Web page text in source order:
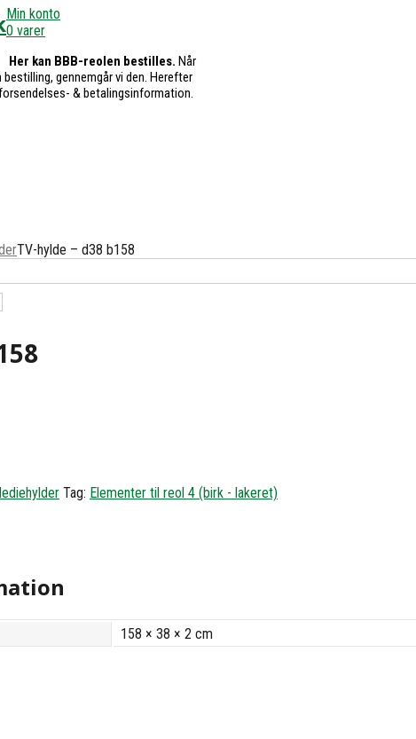
Min konto
0 varer
Her kan BBB-reolen bestilles. Når
gennemgår vi den. Herefter
& betalingsinformation.
TV-hylde – d38 b158
Tag: Elementer til reol 4 (birk - lakeret)
158 × 38 × 2 cm